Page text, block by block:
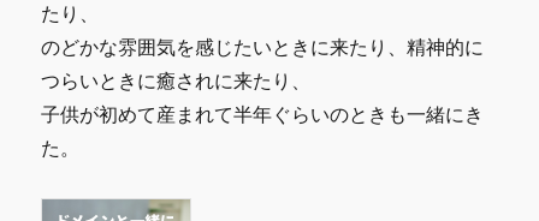
たり、
のどかな雰囲気を感じたいときに来たり、精神的に
つらいときに癒されに来たり、
子供が初めて産まれて半年ぐらいのときも一緒にき
た。